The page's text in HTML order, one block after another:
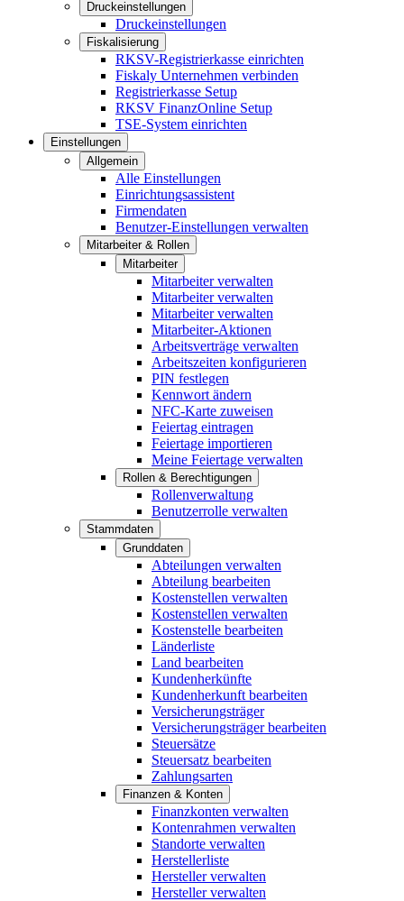
Druckeinstellungen
Druckeinstellungen
Fiskalisierung
RKSV-Registrierkasse einrichten
Fiskaly Unternehmen verbinden
Registrierkasse Setup
RKSV FinanzOnline Setup
TSE-System einrichten
Einstellungen
Allgemein
Alle Einstellungen
Einrichtungsassistent
Firmendaten
Benutzer-Einstellungen verwalten
Mitarbeiter & Rollen
Mitarbeiter
Mitarbeiter verwalten
Mitarbeiter verwalten
Mitarbeiter verwalten
Mitarbeiter-Aktionen
Arbeitsverträge verwalten
Arbeitszeiten konfigurieren
PIN festlegen
Kennwort ändern
NFC-Karte zuweisen
Feiertag eintragen
Feiertage importieren
Meine Feiertage verwalten
Rollen & Berechtigungen
Rollenverwaltung
Benutzerrolle verwalten
Stammdaten
Grunddaten
Abteilungen verwalten
Abteilung bearbeiten
Kostenstellen verwalten
Kostenstellen verwalten
Kostenstelle bearbeiten
Länderliste
Land bearbeiten
Kundenherkünfte
Kundenherkunft bearbeiten
Versicherungsträger
Versicherungsträger bearbeiten
Steuersätze
Steuersatz bearbeiten
Zahlungsarten
Finanzen & Konten
Finanzkonten verwalten
Kontenrahmen verwalten
Standorte verwalten
Herstellerliste
Hersteller verwalten
Hersteller verwalten